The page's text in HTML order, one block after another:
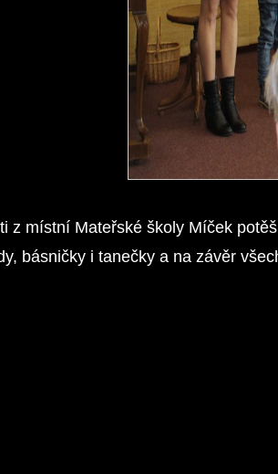
z místní Mateřské školy Míček
básničky i tanečky a na závěr